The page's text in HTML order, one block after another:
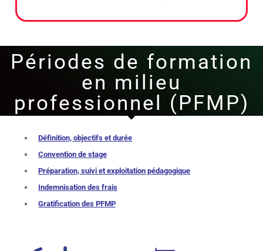
Périodes de formation
en milieu
professionnel (PFMP)
Définition, objectifs et durée
Convention de stage
Préparation, suivi et exploitation pédagogique
Indemnisation des frais
Gratification des PFMP